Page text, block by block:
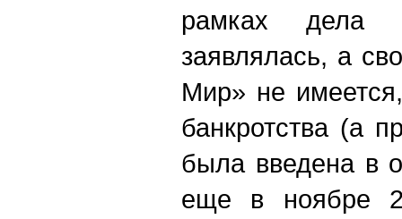
рамках дела
заявлялась, а
Мир» не
банкротства (а
была введена в
еще в ноябре